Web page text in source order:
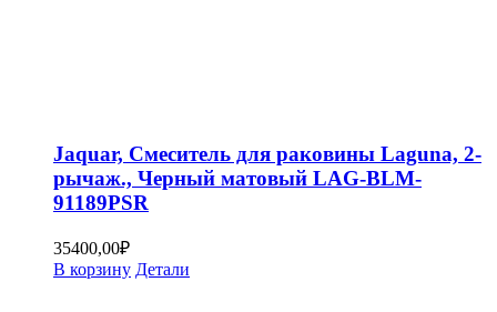
Jaquar, Смеситель для раковины Laguna, 2-
рычаж., Черный матовый LAG-BLM-
91189PSR
35400,00₽
В корзину Детали